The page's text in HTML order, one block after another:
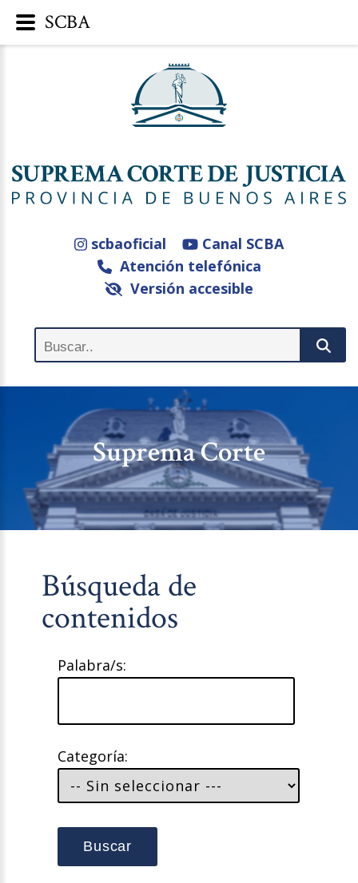
scbaoficial
Canal SCBA
Atención telefónica
Versión accesible
Suprema Corte
Búsqueda de
contenidos
Palabra/s:
Categoría:
Buscar
SCBA